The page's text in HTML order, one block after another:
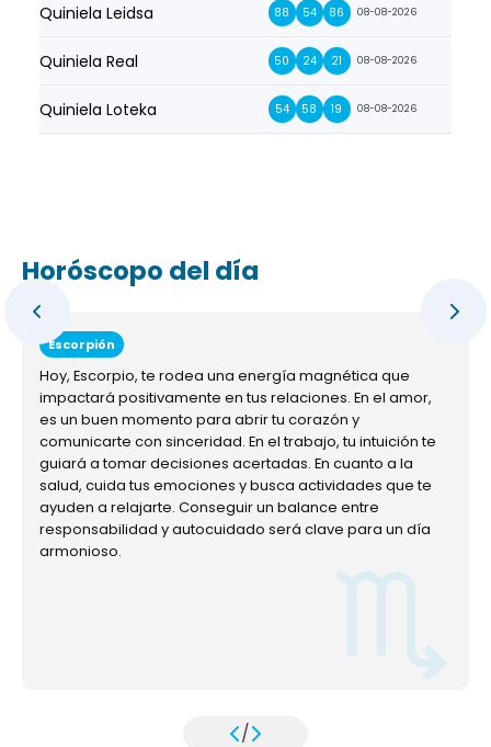
Quiniela Leidsa 88 54 86 08-08-2026
Quiniela Real 50 24 21 08-08-2026
Quiniela Loteka 54 58 19 08-08-2026
Horóscopo del día
Escorpión
Hoy, Escorpio, te rodea una energía magnética que
impactará positivamente en tus relaciones. En el amor,
es un buen momento para abrir tu corazón y
comunicarte con sinceridad. En el trabajo, tu intuición te
guiará a tomar decisiones acertadas. En cuanto a la
salud, cuida tus emociones y busca actividades que te
ayuden a relajarte. Conseguir un balance entre
responsabilidad y autocuidado será clave para un día
armonioso.
/